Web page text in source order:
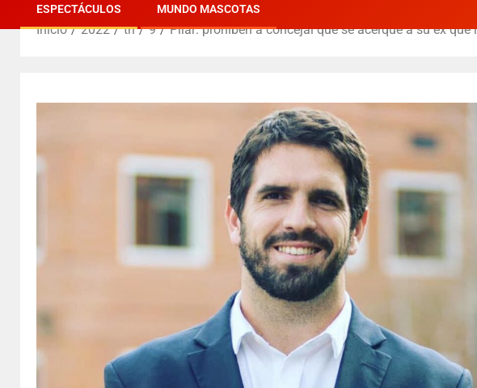
ESPECTÁCULOS MUNDO MASCOTAS
Inicio 2022 th 9 Pilar: prohíben a concejal que se acerque a su ex